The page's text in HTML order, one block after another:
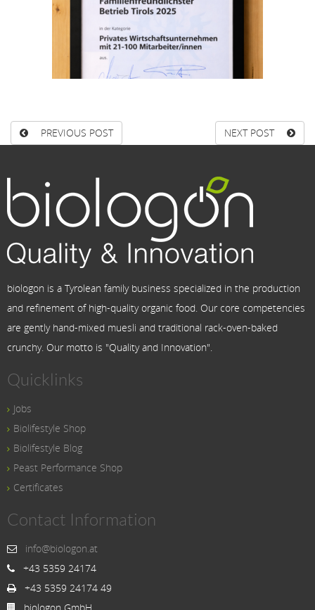
PREVIOUS POST NEXT POST
biologon is a Tyrolean family business specialized in the production
and refinement of high-quality organic food. Our core competencies
are gently hand-mixed muesli and traditional rack-oven-baked
crunchy. Our motto is "Quality and Innovation".
Quicklinks
Jobs
Biolifestyle Shop
Biolifestyle Blog
Peast Performance Shop
Certificates
Contact Information
info@biologon.at
+43 5359 24174
+43 5359 24174 49
biologon GmbH